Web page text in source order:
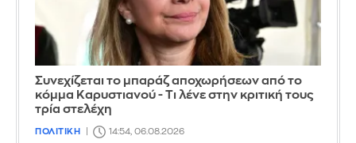
Συνεχίζεται το μπαράζ αποχωρήσεων από το
κόμμα Καρυστιανού - Τι λένε στην κριτική τους
τρία στελέχη
ΠΟΛΙΤΙΚΗ 14:54, 06.08.2026